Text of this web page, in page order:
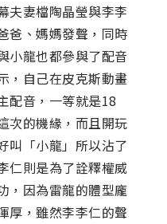
夫妻檔陶晶瑩與李李
爸、媽媽發聲，同時
小龍也都參與了配音
，自己在皮克斯動畫
配音，一等就是18
次的機緣，而且開玩
叫「小龍」所以沾了
仁則是為了詮釋權威
，因為雷龍的體型龐
厚，雖然李李仁的聲